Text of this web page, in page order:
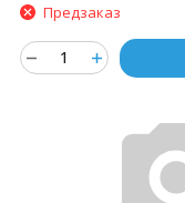
Предзаказ